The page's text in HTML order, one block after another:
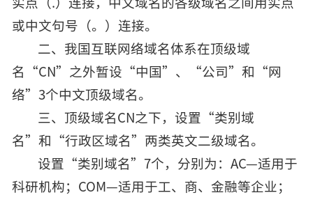
实点（.）连接，中文域名的各级域名之间用实点
或中文句号（。）连接。
二、我国互联网络域名体系在顶级域
名“CN”之外暂设“中国”、“公司”和“网
络”3个中文顶级域名。
三、顶级域名CN之下，设置“类别域
名”和“行政区域名”两类英文二级域名。
设置“类别域名”7个，分别为：AC—适用于
科研机构；COM—适用于工、商、金融等企业；